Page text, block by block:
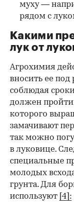
муху —
рядом с
Какими
лук от
Агрохимия
вносить ее
соблюдая
должен пройти
которого
замачивают
так можно
в луковице.
специальные
молодых
грунта. Для
используют [4]: